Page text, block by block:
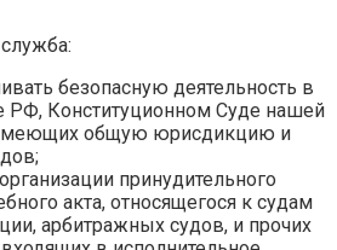
безопасную деятельность в
РФ, Конституционном Суде нашей
общую юрисдикцию и
принудительного
акта, относящегося к судам
арбитражных судов, и прочих